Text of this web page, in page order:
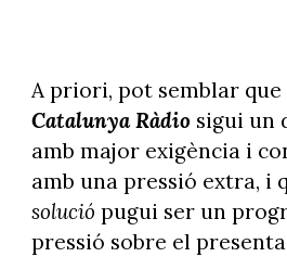
A priori, pot semblar que
Catalunya Ràdio sigui un
amb major exigència i
amb una pressió extra, i
solució pugui ser un
pressió sobre el